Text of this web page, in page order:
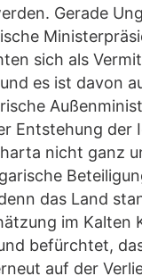
Gerade
sich als
es ist davon
Entstehung der
nicht ganz
das Land
im Kalten
befürchtet,
auf der